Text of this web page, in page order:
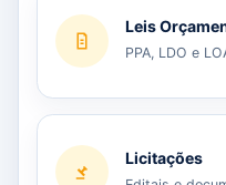
Leis
PPA, LDO e
Licitações